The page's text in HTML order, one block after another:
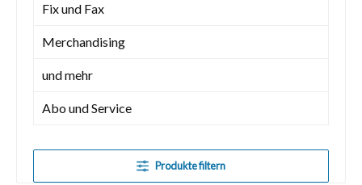
Fix und Fax
Merchandising
und mehr
Abo und Service
Produkte filtern